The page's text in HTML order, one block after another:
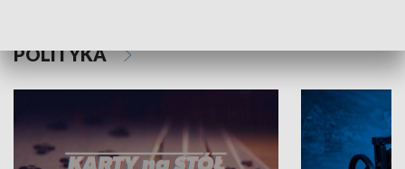
POLITYKA